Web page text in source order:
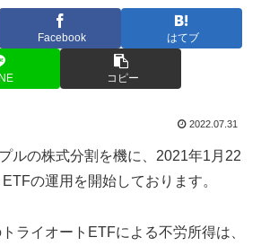
Facebook はてブ
コピー
2022.07.31
ルの株式分割を機に、2021年1月22
の運用を開始しております。
ライオートETFによる不労所得は、